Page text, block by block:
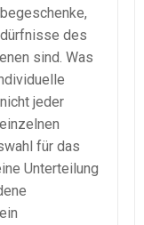
des
sind. Was
jeder
für das
Unterteilung